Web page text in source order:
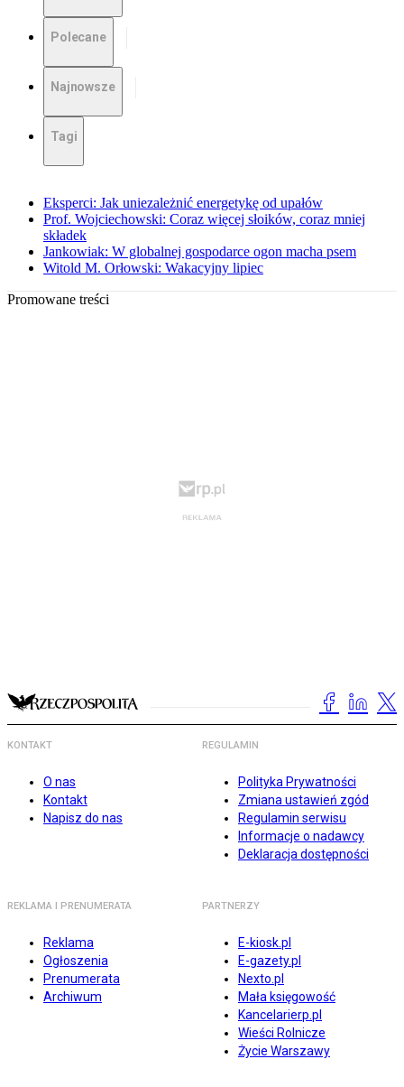
Polecane
Najnowsze
Tagi
Eksperci: Jak uniezależnić energetykę od upałów
Prof. Wojciechowski: Coraz więcej słoików, coraz mniej
składek
Jankowiak: W globalnej gospodarce ogon macha psem
Witold M. Orłowski: Wakacyjny lipiec
Promowane treści
KONTAKT
O nas
Kontakt
Napisz do nas
REGULAMIN
Polityka Prywatności
Zmiana ustawień zgód
Regulamin serwisu
Informacje o nadawcy
Deklaracja dostępności
REKLAMA I PRENUMERATA
Reklama
Ogłoszenia
Prenumerata
Archiwum
PARTNERZY
E-kiosk.pl
E-gazety.pl
Nexto.pl
Mała księgowość
Kancelarierp.pl
Wieści Rolnicze
Życie Warszawy